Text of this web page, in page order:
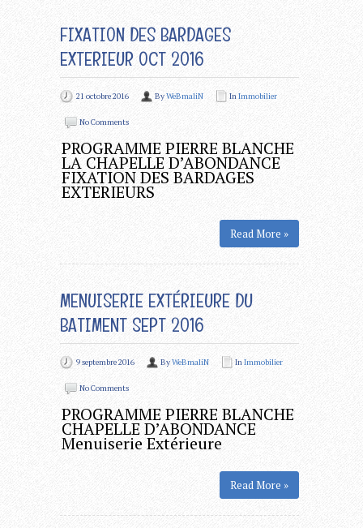
FIXATION DES BARDAGES
EXTERIEUR OCT 2016
21 octobre 2016 ByWeBmaliN InImmobilier
No Comments
PROGRAMME PIERRE BLANCHE
LA CHAPELLE D’ABONDANCE
FIXATION DES BARDAGES
EXTERIEURS
Read More »
MENUISERIE EXTÉRIEURE DU
BATIMENT SEPT 2016
9 septembre 2016 ByWeBmaliN InImmobilier
No Comments
PROGRAMME PIERRE BLANCHE
CHAPELLE D’ABONDANCE
Menuiserie Extérieure
Read More »